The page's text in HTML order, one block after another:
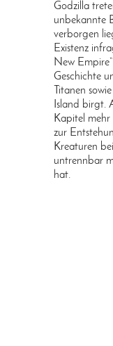
Godzilla
unbekannte
verborgen
Existenz
New
Geschichte
Titanen
Island birgt.
Kapitel
zur
Kreaturen
untrennbar
hat.